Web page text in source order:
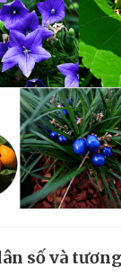
số và